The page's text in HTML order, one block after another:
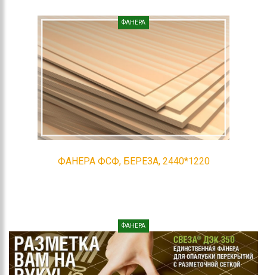
ФАНЕРА
ФАНЕРА ФСФ, БЕРЕЗА, 2440*1220
ФАНЕРА